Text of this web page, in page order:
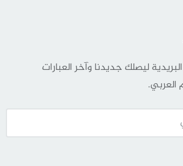
ليصلك جديدنا وآخر العبارات
العربي.